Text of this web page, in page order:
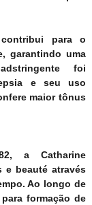
para o
garantindo uma
foi
e seu uso
maior tônus
aCatharine
e beauté através
Ao longo de
formação de